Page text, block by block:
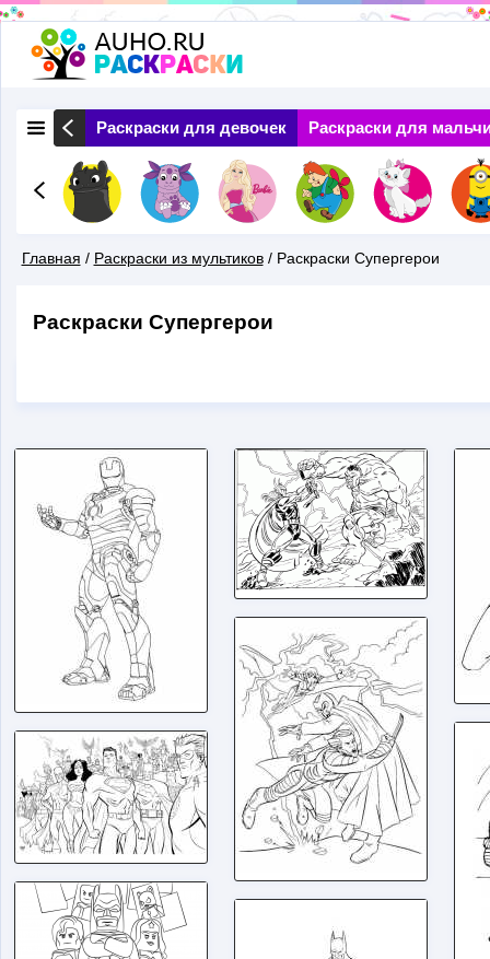
Перейти
к
основному
содержанию
Природа Раскраски для девочек Раскраски для
Здесь
Главная / Раскраски из мультиков / Раскраски Супергерои
Раскраски Супергерои